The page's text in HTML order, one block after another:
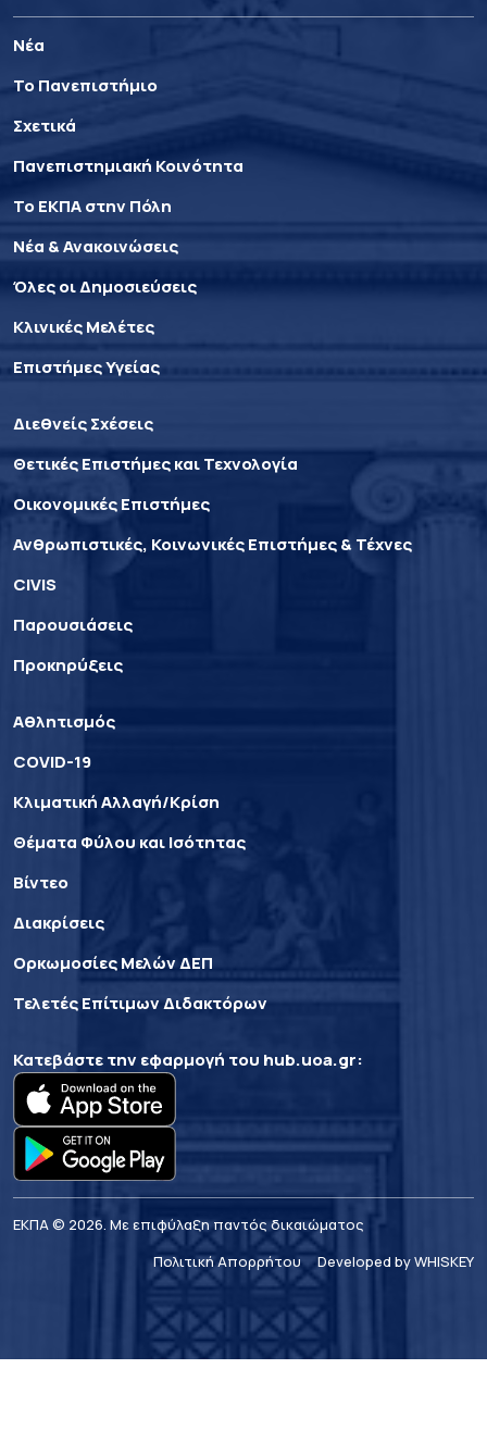
Νέα
Το Πανεπιστήμιο
Σχετικά
Πανεπιστημιακή Κοινότητα
Το ΕΚΠΑ στην Πόλη
Νέα & Ανακοινώσεις
Όλες οι Δημοσιεύσεις
Κλινικές Μελέτες
Επιστήμες Υγείας
Διεθνείς Σχέσεις
Θετικές Επιστήμες και Τεχνολογία
Οικονομικές Επιστήμες
Ανθρωπιστικές, Κοινωνικές Επιστήμες & Τέχνες
CIVIS
Παρουσιάσεις
Προκηρύξεις
Αθλητισμός
COVID-19
Κλιματική Αλλαγή/Κρίση
Θέματα Φύλου και Ισότητας
Βίντεο
Διακρίσεις
Ορκωμοσίες Μελών ΔΕΠ
Τελετές Επίτιμων Διδακτόρων
Κατεβάστε την εφαρμογή του hub.uoa.gr:
ΕΚΠΑ © 2026. Με επιφύλαξη παντός δικαιώματος
Πολιτική Απορρήτου
Developed by WHISKEY